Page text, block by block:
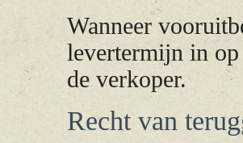
Wanneer
levertermijn in op
de verkoper.
Recht van